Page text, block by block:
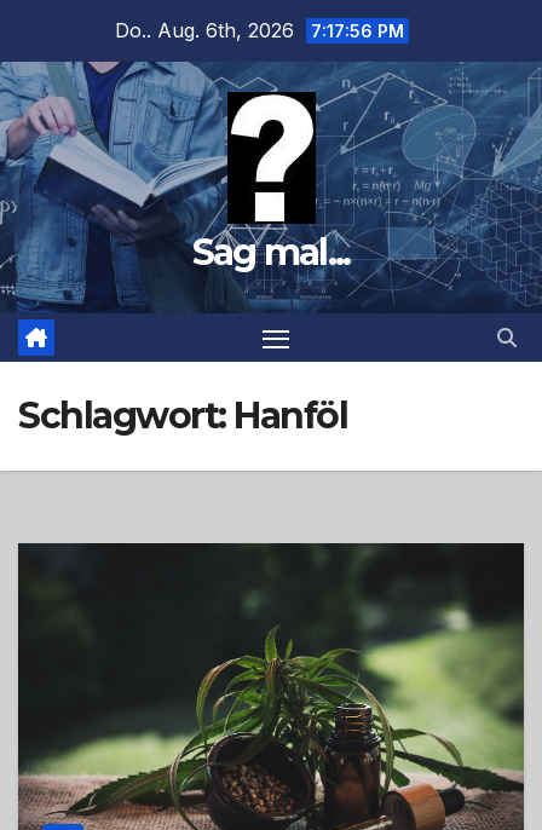
springen
Do.. Aug. 6th, 2026 7:17:57 PM
Sag mal...
Schlagwort: Hanföl